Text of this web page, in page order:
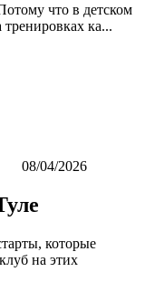
что в детском
тренировках ка...
08/04/2026
которые
на этих